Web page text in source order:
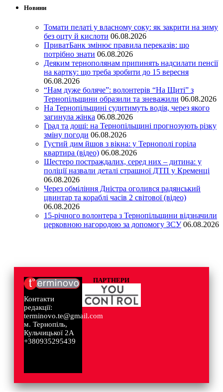
Новини
Томати пелаті у власному соку: як закрити на зиму
без оцту й кислоти 06.08.2026
ПриватБанк змінює правила переказів: що
потрібно знати 06.08.2026
Деяким тернополянам припинять надсилати пенсії
на картку: що треба зробити до 15 вересня
06.08.2026
“Нам дуже боляче”: волонтерів “На Щиті” з
Тернопільщини образили та зневажили 06.08.2026
На Тернопільщині судитимуть водія, через якого
загинула жінка 06.08.2026
Град та дощі: на Тернопільщині прогнозують різку
зміну погоди 06.08.2026
Густий дим йшов з вікна: у Тернополі горіла
квартира (відео) 06.08.2026
Шестеро постраждалих, серед них – дитина: у
поліції назвали деталі страшної ДТП у Кременці
06.08.2026
Через обміління Дністра оголився радянський
цвинтар та кораблі часів 2 світової (відео)
06.08.2026
15-річного волонтера з Тернопільщини відзначили
церковною нагородою за допомогу ЗСУ 06.08.2026
Контакти
редакції:
terminovo.te@gmail.com
м. Тернопіль,
Кульчицької 2А
+380935295439
ПАРТНЕРИ